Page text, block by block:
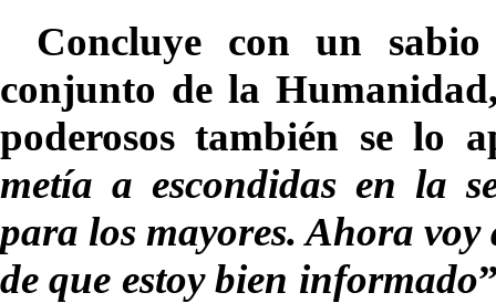
Concluye con un
conjunto de la
poderosos también se lo
metía a escondidas en la
para los mayores. Ahora
de que estoy bien informado